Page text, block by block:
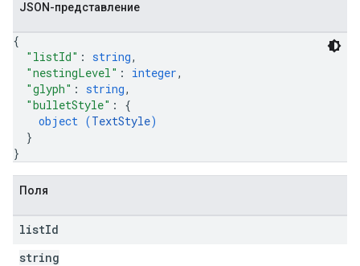
JSON-представление
{
"listId" : string,
"nestingLevel" : integer,
"glyph" : string,
"bulletStyle" : {
object (TextStyle)
}
}
Поля
listId
string